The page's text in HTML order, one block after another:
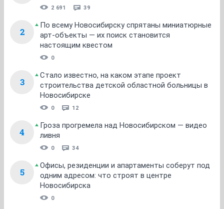
2 691 39
2
По всему Новосибирску спрятаны миниатюрные
арт-объекты — их поиск становится
настоящим квестом
0
3
Стало известно, на каком этапе проект
строительства детской областной больницы в
Новосибирске
0 12
4
Гроза прогремела над Новосибирском — видео
ливня
0 34
5
Офисы, резиденции и апартаменты соберут под
одним адресом: что строят в центре
Новосибирска
0